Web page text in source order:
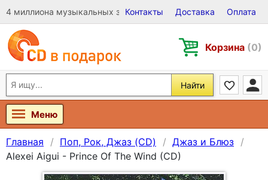
4 миллиона музыкальных записей на Виниле, CD и DVD
Контакты Доставка Оплата
Корзина (0)
Найти
Меню
Главная Поп, Рок, Джаз (CD)
Джаз и Блюз
Alexei Aigui - Prince Of The Wind (CD)